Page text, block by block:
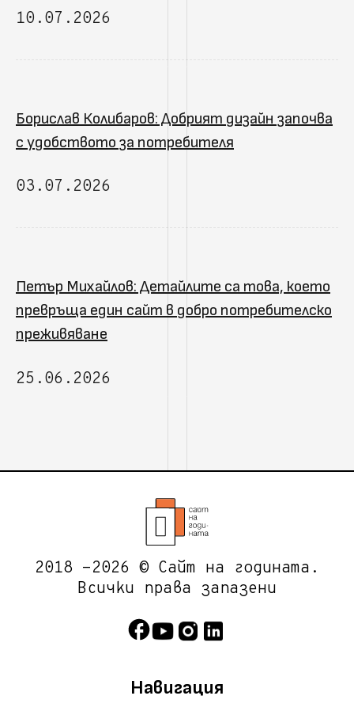
10.07.2026
Борислав Колибаров: Добрият дизайн започва
с удобството за потребителя
03.07.2026
Петър Михайлов: Детайлите са това, което
превръща един сайт в добро потребителско
преживяване
25.06.2026
2018 -2026 © Сайт на годината.
Всички права запазени
Навигация